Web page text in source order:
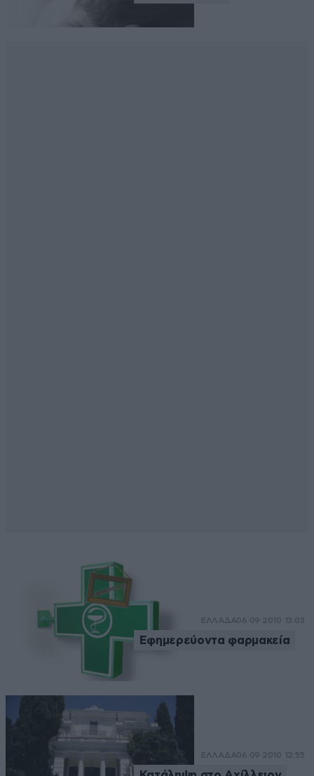
ΕΛΛΑΔΑ06·09·2010 13:03
Εφημερεύοντα φαρμακεία
ΕΛΛΑΔΑ06·09·2010 12:55